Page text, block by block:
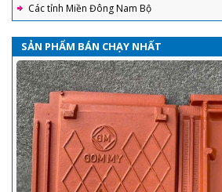
Các tỉnh Miền Đông Nam Bộ
SẢN PHẨM BÁN CHẠY NHẤT
Ngói tráng men Prime - Đặc điểm, các
hướng dẫn lợp ngói tráng men đúng tiêu
Ngói Prime thông dụng trên thị
Prime Hera cao cấp và Prime dòng
trên công nghệ hiện đại, với nguyên
được nung ở nhiệt độ rất cao nên ngói
nên ngói là sự lựa chọn hàng đầu cho mọi